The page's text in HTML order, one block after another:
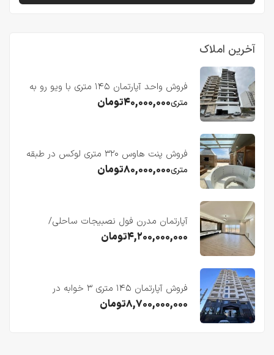
آخرین املاک
فروش واحد آپارتمان ۱۴۵ متری با ویو رو به
دریا در فریدونکنار
متری۴۰,۰۰۰,۰۰۰تومان
فروش پنت هاوس ۳۲۰ متری لوکس در طبقه
چهاردهم فریدونکنار
متری۸۰,۰۰۰,۰۰۰تومان
آپارتمان مدرن فول نصبیجات ساحلی/
فریدونکنار
۴,۲۰۰,۰۰۰,۰۰۰تومان
فروش آپارتمان ۱۴۵ متری ۳ خوابه در
فریدونکنار
۸,۷۰۰,۰۰۰,۰۰۰تومان